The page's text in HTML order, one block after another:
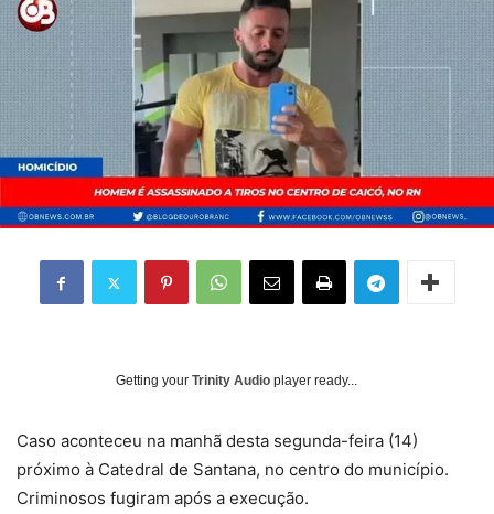
Getting your Trinity Audio player ready...
Caso aconteceu na manhã desta segunda-feira (14)
próximo à Catedral de Santana, no centro do município.
Criminosos fugiram após a execução.